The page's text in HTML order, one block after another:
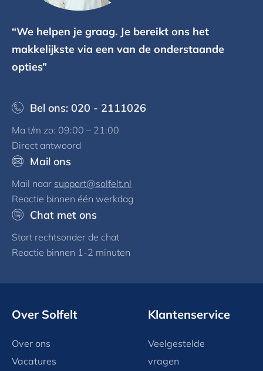
“We helpen je graag. Je bereikt ons het
makkelijkste via een van de onderstaande
opties”
Bel ons: 020 - 2111026
Ma t/m zo: 09:00 – 21:00
Direct antwoord
Mail ons
Mail naar support@solfelt.nl
Reactie binnen één werkdag
Chat met ons
Start rechtsonder de chat
Reactie binnen 1-2 minuten
Over Solfelt
Over ons
Vacatures
Klantenservice
Veelgestelde
vragen